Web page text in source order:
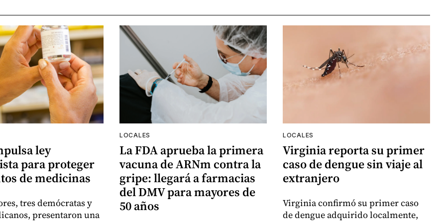
ley
para proteger
de medicinas
tres demócratas y
presentaron una
LOCALES
La FDA aprueba la primera
vacuna de ARNm contra la
gripe: llegará a farmacias
del DMV para mayores de
50 años
LOCALES
Virginia reporta su primer
caso de dengue sin viaje al
extranjero
Virginia confirmó su primer caso
de dengue adquirido localmente,